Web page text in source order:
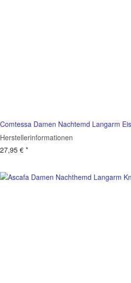
Comtessa Damen Nachtemd Langarm
Herstellerinformationen
27,95 € *